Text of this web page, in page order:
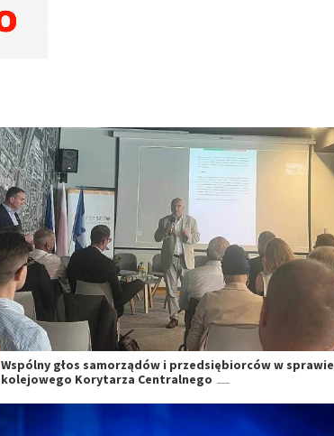
Wspólny głos samorządów i przedsiębiorców w sprawie
kolejowego Korytarza Centralnego